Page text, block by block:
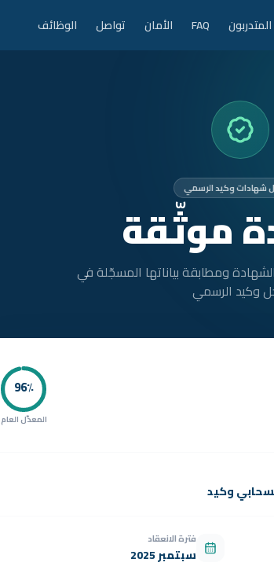
المتدربون FAQ الأمان تواصل الوظائف
شهادات وكيد الرسمي
موثّقة
ومطابقة بياناتها المسجّلة في
وكيد الرسمي
96٪
المعدّل العام
وكيد
فترة الانعقاد
سبتمبر 2025